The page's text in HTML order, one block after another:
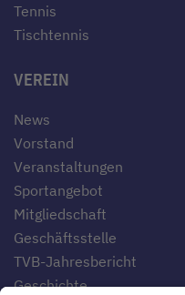
Tennis
Tischtennis
VEREIN
News
Vorstand
Veranstaltungen
Sportangebot
Mitgliedschaft
Geschäftsstelle
TVB-Jahresbericht
Geschichte